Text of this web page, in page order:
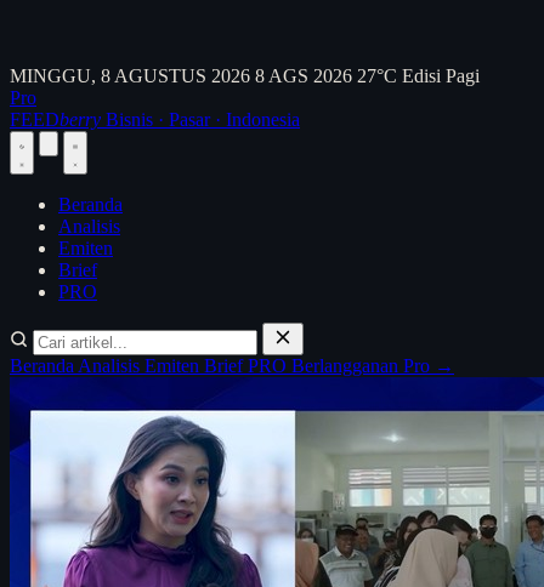
MINGGU, 8 AGUSTUS 2026 8 AGS 2026 27°C Edisi Pagi
Pro
FEEDberry Bisnis · Pasar · Indonesia
Beranda
Analisis
Emiten
Brief
PRO
Beranda Analisis Emiten BriefPRO Berlangganan Pro →